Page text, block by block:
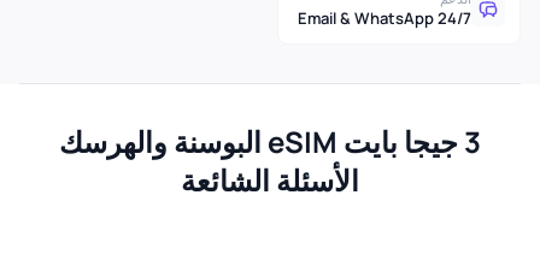
24/7 Email & WhatsApp
3 جيجا بايت eSIM البوسنة والهرسك
الأسئلة الشائعة